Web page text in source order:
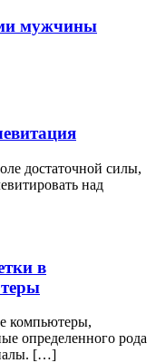
мужчины
достаточной силы,
над
в
компьютеры,
определенного рода
[…]